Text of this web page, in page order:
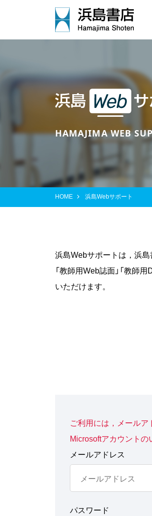
HAMAJIMA WEB
HOME 浜島Webサポート
浜島Webサポートは，浜
「教師用Web誌面」「教師
いただけます。
ご利用には，メールア
Microsoftアカウントの
メールアドレス
パスワード